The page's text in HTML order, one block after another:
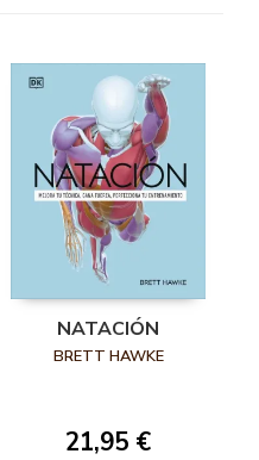
NATACIÓN
BRETT HAWKE
21,95 €